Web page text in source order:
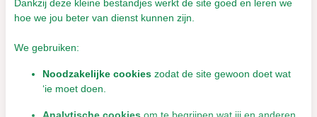
bevatten.
van de verpakking.
Richtlijnen voor de voeding:
Dankzij deze kleine bestandjes werkt de site goed en leren we
hoe we jou beter van dienst kunnen zijn.
We gebruiken:
Noodzakelijke cookies zodat de site gewoon doet wat
‘ie moet doen.